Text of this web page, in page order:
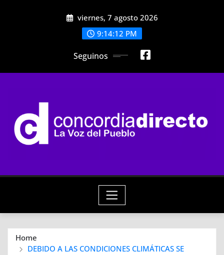
viernes, 7 agosto 2026
9:14:13 PM
Seguinos
Home
DEBIDO A LAS CONDICIONES CLIMÁTICAS SE